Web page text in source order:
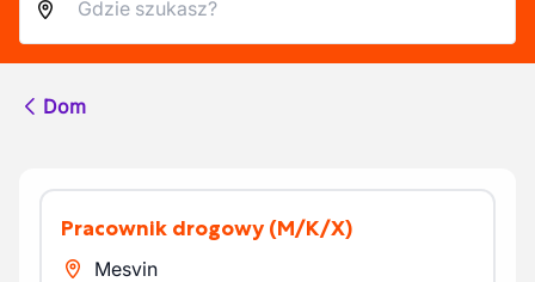
Dom
pracownik drogowy (M/K/X)
Mesvin